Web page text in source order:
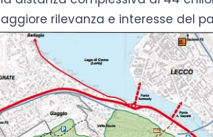
rilevanza e interesse del